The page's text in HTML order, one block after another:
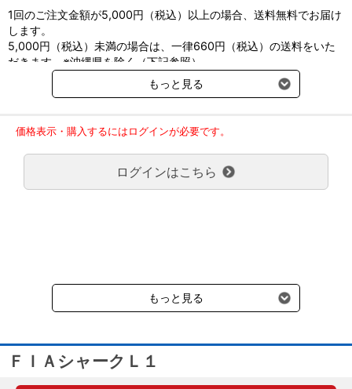
●剃毛長：1mm
●剃毛幅：50mm
●充電時間：1時間、連続使用：約3.5時間
●回転数5300回
●電源：100V50/60Hz
●充電池：リチウムイオン電池
●6ヶ月保証
F.I.AシャークL1の替刃はこちらから
1回のご注文金額が5,000円（税込）以上の場合、送料無料でお届け
します。
5,000円（税込）未満の場合は、一律660円（税込）の送料をいた
だきます。※沖縄県を除く（下記参照）
※2017年11月14日（火）より沖縄県へのお届けにつきましては、1
回のご注文金額（税込）が、30,000円以上で配送無料となります。
ご了承のほどよろしくお願い致します。
弊社都合でお届けが２回以上に分かれる場合の送料負担は、１回分
のみで新たな送料は発生しません。
大型商品送料が必要な商品をご注文の場合は、大型商品送料のみご
負担頂きます。
受けます。
もっと見る
価格表示・購入するにはログインが必要です。
ログインはこちら
もっと見る
ＦＩＡシャークＬ１